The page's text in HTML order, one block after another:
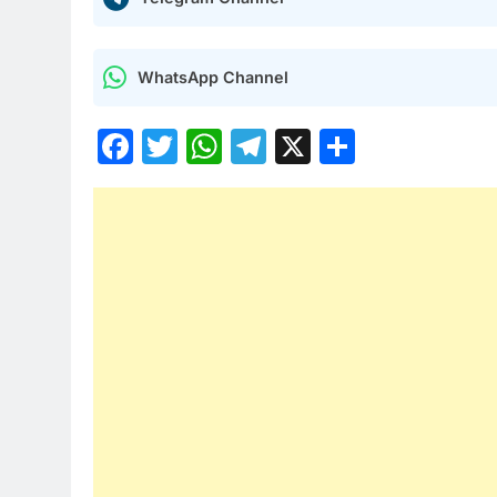
WhatsApp Channel
Facebook
Twitter
WhatsApp
Telegram
X